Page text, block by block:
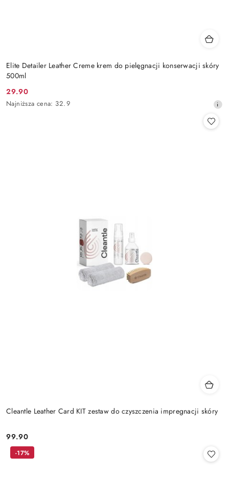
Elite Detailer Leather Creme krem do pielęgnacji konserwacji skóry
500ml
Cena
promocyjna:
29.90
Najniższa
Najniższa cena: 32.9
Cleantle Leather Card KIT zestaw do czyszczenia impregnacji skóry
Cena:
99.90
-17%